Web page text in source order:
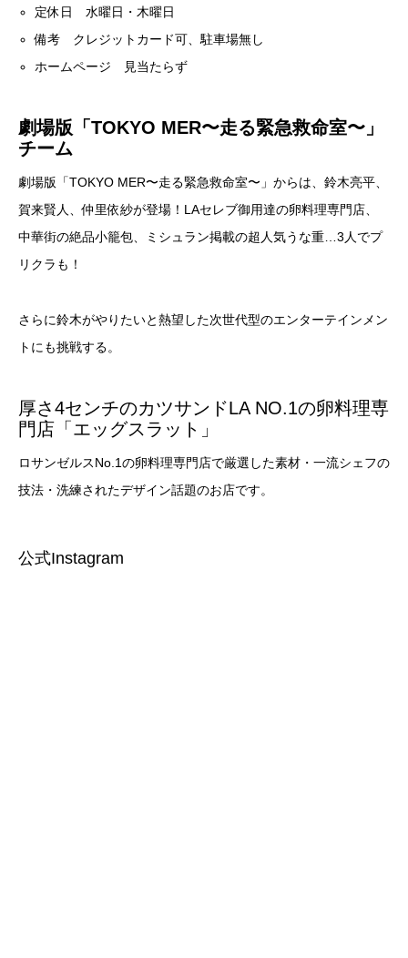
定休日 水曜日・木曜日
備考 クレジットカード可、駐車場無し
ホームページ 見当たらず
劇場版「TOKYO MER〜走る緊急救命室〜」
チーム
劇場版「TOKYO MER〜走る緊急救命室〜」からは、鈴木亮平、
賀来賢人、仲里依紗が登場！LAセレブ御用達の卵料理専門店、
中華街の絶品小籠包、ミシュラン掲載の超人気うな重…3人でプ
リクラも！
さらに鈴木がやりたいと熱望した次世代型のエンターテインメン
トにも挑戦する。
厚さ4センチのカツサンドLA NO.1の卵料理専
門店「エッグスラット」
ロサンゼルスNo.1の卵料理専門店で厳選した素材・一流シェフの
技法・洗練されたデザイン話題のお店です。
公式Instagram